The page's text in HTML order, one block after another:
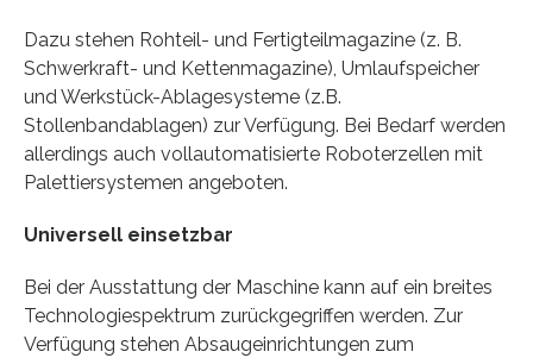
Dazu stehen Rohteil- und Fertigteilmagazine (z. B.
Schwerkraft- und Kettenmagazine), Umlaufspeicher
und Werkstück-Ablagesysteme (z.B.
Stollenbandablagen) zur Verfügung. Bei Bedarf werden
allerdings auch vollautomatisierte Roboterzellen mit
Palettiersystemen angeboten.
Universell einsetzbar
Bei der Ausstattung der Maschine kann auf ein breites
Technologiespektrum zurückgegriffen werden. Zur
Verfügung stehen Absaugeinrichtungen zum